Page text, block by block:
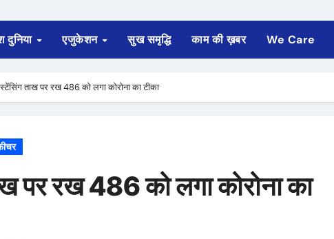
दुनिया एजुकेशन सुख समृद्धि काम की ख़बर We Care
ताख पर रख 486 को लगा कोरोना का टीका
पर रख 486 को लगा कोरोना का